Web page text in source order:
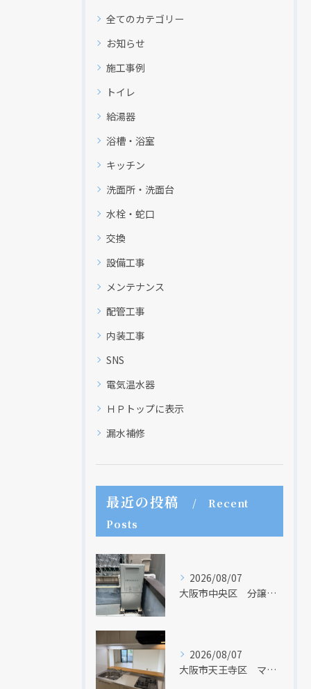
全てのカテゴリー
お知らせ
施工事例
トイレ
給湯器
浴槽・浴室
キッチン
洗面所・洗面台
水栓・蛇口
交換
設備工事
メンテナンス
配管工事
内装工事
SNS
電気温水器
ＨＰトップに表示
漏水補修
最近の投稿
Recent
Posts
2026/08/07
大阪市中央区 分譲マンションの給湯器取替リフォーム工事 UV除菌機能搭載給湯器
2026/08/07
大阪市天王寺区 マンションのキッチン取替及び内装リフォーム工事 クリナップ